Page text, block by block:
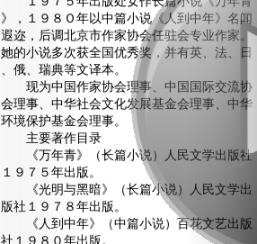
》，１９８Ｏ年以中篇小说《人到中年》名闻
遐迩，后调北京市作家协会任驻会专业作家。
她的小说多次获全国优秀奖，并有英、法、日
、俄、瑞典等文译本。
现为中国作家协会理事、中国国际交流协
会理事、中华社会文化发展基金会理事、中华
环境保护基金会理事。
主要著作目录
《万年青》（长篇小说）人民文学出版社
１９７５年出版。
《光明与黑暗》（长篇小说）人民文学出
版社１９７８年出版。
《人到中年》（中篇小说）百花文艺出版